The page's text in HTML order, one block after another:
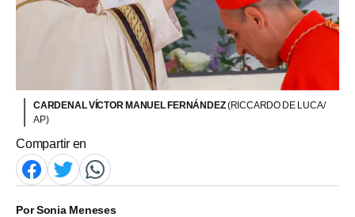
CARDENAL VÍCTOR MANUEL FERNÁNDEZ(RICCARDO DE LUCA/
AP)
Compartir en
PorSonia Meneses